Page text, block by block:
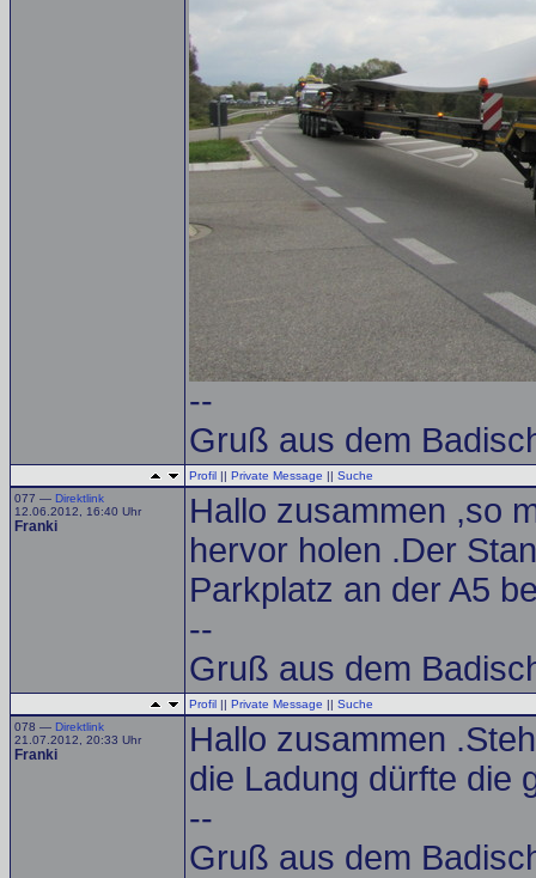
--
Gruß aus dem
Profil || Private Message || Suche
077 — Direktlink
12.06.2012, 16:40 Uhr
Franki
Hallo zusammen ,so
hervor holen .Der
Parkplatz an der A5
--
Gruß aus dem
Profil || Private Message || Suche
078 — Direktlink
21.07.2012, 20:33 Uhr
Franki
Hallo zusammen
die Ladung dürfte die
--
Gruß aus dem